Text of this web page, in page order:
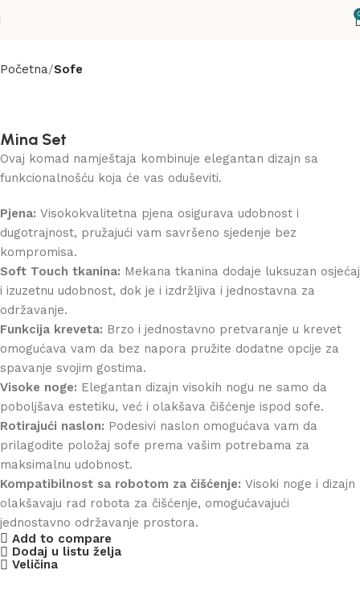
Početna Sofe
Mina Set
Ovaj komad namještaja kombinuje elegantan dizajn sa
funkcionalnošću koja će vas oduševiti.
Pjena: Visokokvalitetna pjena osigurava udobnost i
dugotrajnost, pružajući vam savršeno sjedenje bez
kompromisa.
Soft Touch tkanina: Mekana tkanina dodaje luksuzan osjećaj
i izuzetnu udobnost, dok je i izdržljiva i jednostavna za
održavanje.
Funkcija kreveta: Brzo i jednostavno pretvaranje u krevet
omogućava vam da bez napora pružite dodatne opcije za
spavanje svojim gostima.
Visoke noge: Elegantan dizajn visokih nogu ne samo da
poboljšava estetiku, već i olakšava čišćenje ispod sofe.
Rotirajući naslon: Podesivi naslon omogućava vam da
prilagodite položaj sofe prema vašim potrebama za
maksimalnu udobnost.
Kompatibilnost sa robotom za čišćenje: Visoki noge i dizajn
olakšavaju rad robota za čišćenje, omogućavajući
jednostavno održavanje prostora.
Add to compare
Dodaj u listu želja
Veličina